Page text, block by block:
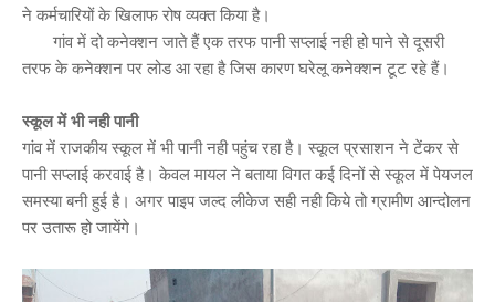
ने कर्मचारियों के खिलाफ रोष व्यक्त किया है।
गांव में दो कनेक्शन जाते हैं एक तरफ पानी सप्लाई नही हो पाने से दूसरी
तरफ के कनेक्शन पर लोड आ रहा है जिस कारण घरेलू कनेक्शन टूट रहे हैं।
स्कूल में भी नही पानी
गांव में राजकीय स्कूल में भी पानी नही पहुंच रहा है। स्कूल प्रसाशन ने टेंकर से
पानी सप्लाई करवाई है। केवल मायल ने बताया विगत कई दिनों से स्कूल में पेयजल
समस्या बनी हुई है। अगर पाइप जल्द लीकेज सही नही किये तो ग्रामीण आन्दोलन
पर उतारू हो जायेंगे।